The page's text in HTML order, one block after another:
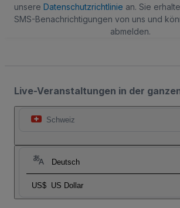
unsere Datenschutzrichtlinie an. Sie
SMS-Benachrichtigungen von uns und
abmelden.
Live-Veranstaltungen in der
Schweiz
Deutsch
US$ US Dollar